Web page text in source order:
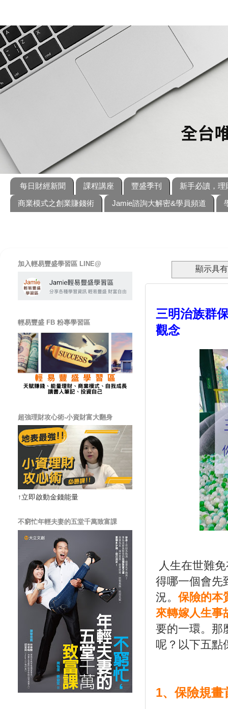
每日財經新聞 課程講座 豐盛季刊
新手必讀，理
商業模式之創業賺錢術
Jamie諮詢大解密&學員頻道
顯示具
三明治族群
觀念
人生在世難
得哪一個會先
況。 保險的本
來轉嫁人生事
要的一環。那
呢？以下五點
1、保險規畫
加入輕易豐盛學習區 LINE@
輕易豐盛 FB 粉專學習區
超強理財攻心術-小資財富大翻身
↑立即啟動金錢能量
不窮忙年輕夫妻的五堂千萬致富課